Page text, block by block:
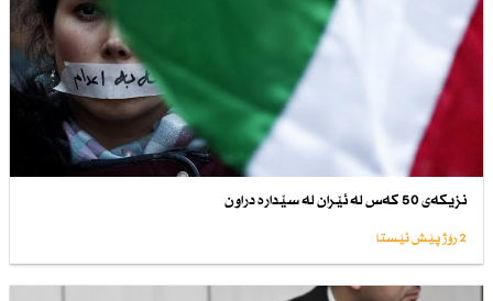
نزیكەی 50 كەس لە ئێران لە سێدارە دراون
2 رۆژ پێش ئێستا